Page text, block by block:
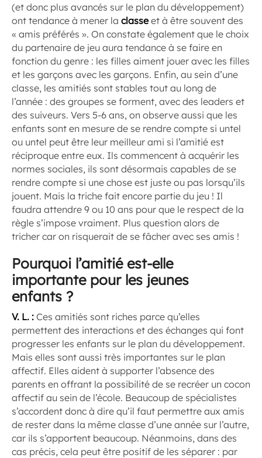
(et donc plus avancés sur le plan du développement)
ont tendance à mener la classeet à être souvent des
« amis préférés ». On constate également que le choix
du partenaire de jeu aura tendance à se faire en
fonction du genre : les filles aiment jouer avec les filles
et les garçons avec les garçons. Enfin, au sein d’une
classe, les amitiés sont stables tout au long de
l’année : des groupes se forment, avec des leaders et
des suiveurs. Vers 5-6 ans, on observe aussi que les
enfants sont en mesure de se rendre compte si untel
ou untel peut être leur meilleur ami si l’amitié est
réciproque entre eux. Ils commencent à acquérir les
normes sociales, ils sont désormais capables de se
rendre compte si une chose est juste ou pas lorsqu’ils
jouent. Mais la triche fait encore partie du jeu ! Il
faudra attendre 9 ou 10 ans pour que le respect de la
règle s’impose vraiment. Plus question alors de
tricher car on risquerait de se fâcher avec ses amis !
Pourquoi l’amitié est-elle
importante pour les jeunes
enfants ?
V. L. : Ces amitiés sont riches parce qu’elles
permettent des interactions et des échanges qui font
progresser les enfants sur le plan du développement.
Mais elles sont aussi très importantes sur le plan
affectif. Elles aident à supporter l’absence des
parents en offrant la possibilité de se recréer un cocon
affectif au sein de l’école. Beaucoup de spécialistes
s’accordent donc à dire qu’il faut permettre aux amis
de rester dans la même classe d’une année sur l’autre,
car ils s’apportent beaucoup. Néanmoins, dans des
cas précis, cela peut être positif de les séparer : par